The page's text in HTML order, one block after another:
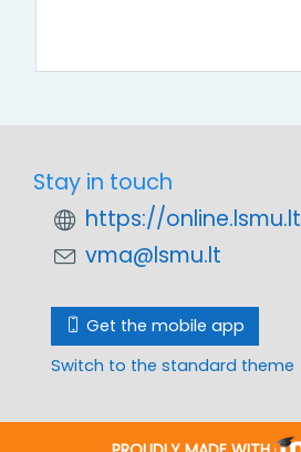
Stay in touch
https://online.lsmu.lt
vma@lsmu.lt
Get the mobile app
Switch to the standard theme